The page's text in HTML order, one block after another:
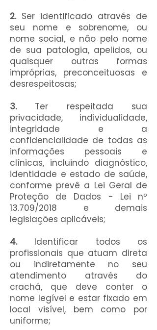
2.Ser identificado através de
seu nome e sobrenome, ou
nome social, e não pelo nome
de sua patologia, apelidos, ou
quaisquer outras formas
impróprias, preconceituosas e
desrespeitosas;
3. Ter respeitada sua
privacidade, individualidade,
integridade e a
confidencialidade de todas as
informações pessoais e
clínicas, incluindo diagnóstico,
identidade e estado de saúde,
conforme prevê a Lei Geral de
Proteção de Dados - Lei nº
13.709/2018 e demais
legislações aplicáveis;
4.Identificar todos os
profissionais que atuam direta
ou indiretamente no seu
atendimento através do
crachá, que deve conter o
nome legível e estar fixado em
local visível, bem como por
uniforme;